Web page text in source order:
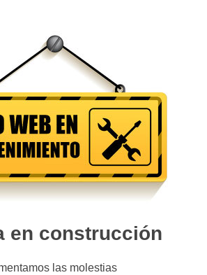
en construcción
las molestias